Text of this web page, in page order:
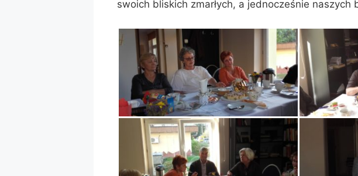
swoich bliskich zmarłych, a jednocześnie naszych